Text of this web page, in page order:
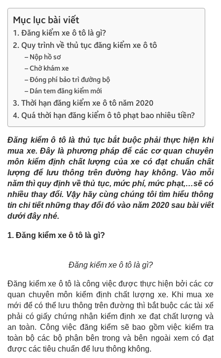
Mục lục bài viết
1. Đăng kiểm xe ô tô là gì?
2. Quy trình về thủ tục đăng kiểm xe ô tô
– Nộp hồ sơ
– Chờ khám xe
– Đóng phí bảo trì đường bộ
– Dán tem đăng kiểm mới
3. Thời hạn đăng kiểm xe ô tô năm 2020
4. Quá thời hạn đăng kiểm ô tô phạt bao nhiêu tiền?
Đăng kiểm ô tô là thủ tục bắt buộc phải thực hiện khi
mua xe. Đây là phương pháp để các cơ quan chuyên
môn kiểm định chất lượng của xe có đạt chuẩn chất
lượng để lưu thông trên đường hay không. Vào mỗi
năm thì quy định về thủ tục, mức phí, mức phạt,…sẽ có
nhiều thay đổi. Vậy hãy cùng chúng tôi tìm hiểu thông
tin chi tiết những thay đổi đó vào năm 2020 sau bài viết
dưới đây nhé.
1. Đăng kiểm xe ô tô là gì?
Đăng kiểm xe ô tô là gì?
Đăng kiểm xe ô tô là công việc được thực hiện bởi các cơ
quan chuyên môn kiểm định chất lượng xe. Khi mua xe
mới để có thể lưu thông trên đường thì bắt buộc các tài xế
phải có giấy chứng nhận kiểm định xe đạt chất lượng và
an toàn. Công việc đăng kiểm sẽ bao gồm việc kiểm tra
toàn bộ các bộ phận bên trong và bên ngoài xem có đạt
được các tiêu chuẩn để lưu thông không.